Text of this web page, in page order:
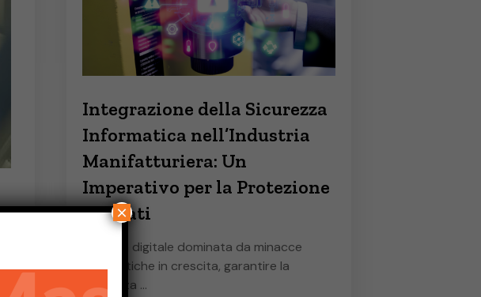
Integrazione della Sicurezza
Informatica nell’Industria
Manifatturiera: Un
Imperativo per la Protezione
dei Dati
In un'era digitale dominata da minacce
cibernetiche in crescita, garantire la
sicurezza …
×